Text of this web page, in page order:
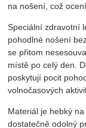
na nošení, což
Speciální zdravotní
pohodlné nošení
se přitom
místě po celý den.
poskytují pocit
volnočasových
Materiál je hebký
dostatečně odolný